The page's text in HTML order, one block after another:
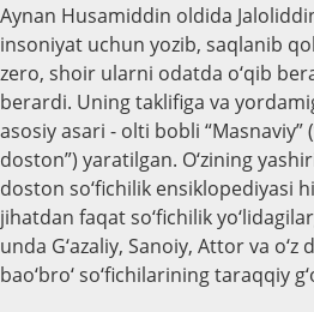
Aynan Husamiddin oldida
insoniyat uchun yozib, saqlanib
zero, shoir ularni odatda o‘qib
berardi. Uning taklifiga va
asosiy asari - olti bobli “Masnaviy”
doston”) yaratilgan. O‘zining
doston so‘fichilik ensiklopediyasi
jihatdan faqat so‘fichilik
unda G‘azaliy, Sanoiy, Attor va
bao‘bro‘ so‘fichilarining taraqqiy